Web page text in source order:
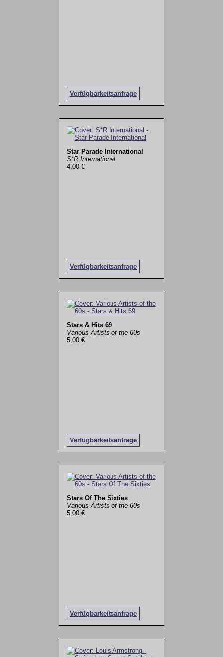
Verfügbarkeitsanfrage
Star Parade International
S*R International
4,00 €
Verfügbarkeitsanfrage
Stars & Hits 69
Various Artists of the 60s
5,00 €
Verfügbarkeitsanfrage
Stars Of The Sixties
Various Artists of the 60s
5,00 €
Verfügbarkeitsanfrage